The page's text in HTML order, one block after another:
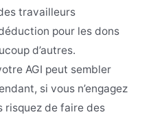
travailleurs
pour les dons
d’autres.
AGI peut sembler
si vous n’engagez
risquez de faire des